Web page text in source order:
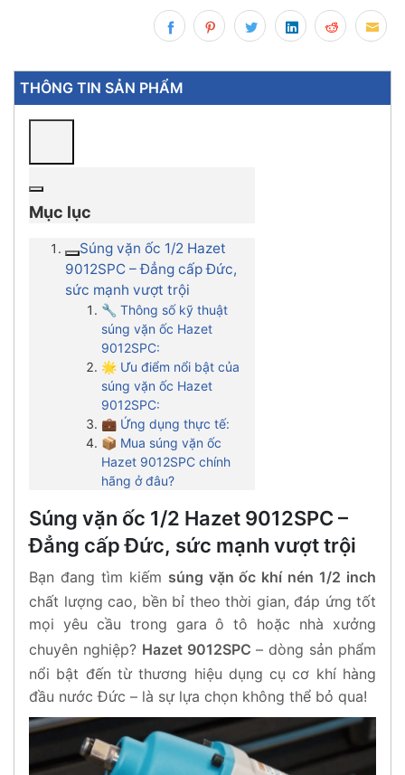
THÔNG TIN SẢN PHẨM
Mục lục
Súng vặn ốc 1/2 Hazet
9012SPC – Đẳng cấp Đức,
sức mạnh vượt trội
🔧 Thông số kỹ thuật
súng vặn ốc Hazet
9012SPC:
🌟 Ưu điểm nổi bật của
súng vặn ốc Hazet
9012SPC:
💼 Ứng dụng thực tế:
📦 Mua súng vặn ốc
Hazet 9012SPC chính
hãng ở đâu?
Súng vặn ốc 1/2 Hazet 9012SPC –
Đẳng cấp Đức, sức mạnh vượt trội
Bạn đang tìm kiếm súng vặn ốc khí nén 1/2 inch
chất lượng cao, bền bỉ theo thời gian, đáp ứng tốt
mọi yêu cầu trong gara ô tô hoặc nhà xưởng
chuyên nghiệp? Hazet 9012SPC – dòng sản phẩm
nổi bật đến từ thương hiệu dụng cụ cơ khí hàng
đầu nước Đức – là sự lựa chọn không thể bỏ qua!